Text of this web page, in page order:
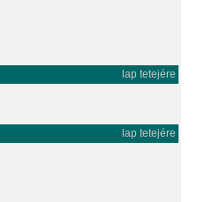
lap tetejére
lap tetejére